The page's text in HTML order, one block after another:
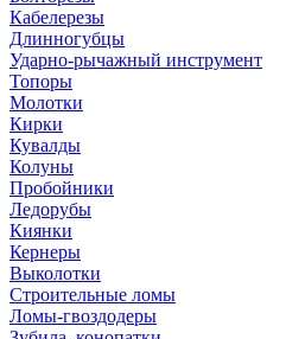
Кабелерезы
Длинногубцы
Ударно-рычажный инструмент
Топоры
Молотки
Кирки
Кувалды
Колуны
Пробойники
Ледорубы
Киянки
Кернеры
Выколотки
Строительные ломы
Ломы-гвоздодеры